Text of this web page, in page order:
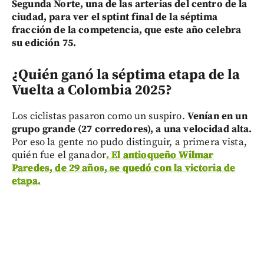
Segunda Norte, una de las arterias del centro de la
ciudad, para ver el sptint final de la séptima
fracción de la competencia, que este año celebra
su edición 75.
¿Quién ganó la séptima etapa de la
Vuelta a Colombia 2025?
Los ciclistas pasaron como un suspiro. Venían en un
grupo grande (27 corredores), a una velocidad alta.
Por eso la gente no pudo distinguir, a primera vista,
quién fue el ganador. El antioqueño Wilmar
Paredes, de 29 años, se quedó con la victoria de
etapa.